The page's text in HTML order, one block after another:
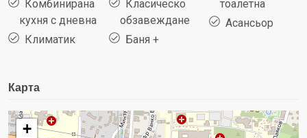
Комбинирана
кухня с дневна
Климатик
Класическо
обзавеждане
Баня +
тоалетна
Асансьор
Карта
+